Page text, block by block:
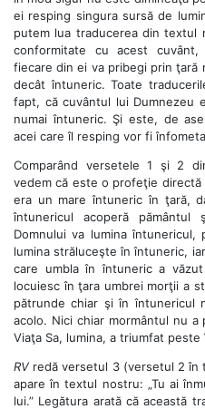
ei resping singura sursă de
putem lua traducerea din
conformitate cu acest
fiecare din ei va pribegi prin ţară
decât întuneric. Toate
fapt, că cuvântul lui Dumnezeu
numai întuneric. Şi este, de
acei care îl resping vor fi
Comparând versetele 1 şi 2
vedem că este o profeţie
era un mare întuneric în ţară,
întunericul acoperă pământul
Domnului va lumina
lumina străluceşte în întuneric,
care umbla în întuneric a
locuiesc în ţara umbrei morţii a
pătrunde chiar şi în întunericul
acolo. Nici chiar mormântul nu
Viaţa Sa, lumina, a triumfat
RVredă versetul 3 (versetul 2 în
apare în textul nostru: „Tu ai
lui.” Legătura arată că această